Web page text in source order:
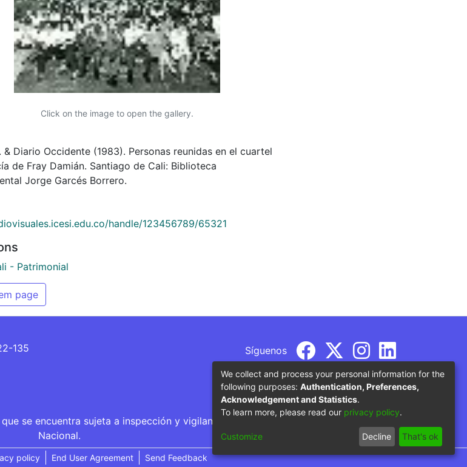
Click on the image to open the gallery.
& Diario Occidente (1983). Personas reunidas en el cuartel
de Fray Damián. Santiago de Cali: Biblioteca
Jorge Garcés Borrero.
handle/123456789/65321
- Patrimonial
page
135
Síguenos
se encuentra sujeta a inspección y vigilancia por parte del Ministerio de Educación
Nacional.
policy End User Agreement Send Feedback
We collect and process your personal information for the
following purposes: Authentication, Preferences,
Acknowledgement and Statistics.
To learn more, please read our privacy policy.
Customize Decline That's ok